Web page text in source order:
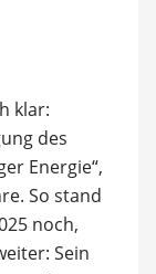
klar:
des
Energie“,
So stand
noch,
Sein